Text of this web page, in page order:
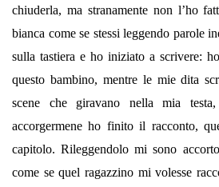
chiuderla, ma stranamente non l’ho
bianca come se stessi leggendo parole
sulla tastiera e ho iniziato a scrivere:
questo bambino, mentre le mie dita
scene che giravano nella mia
accorgermene ho finito il racconto,
capitolo. Rileggendolo mi sono
come se quel ragazzino mi volesse